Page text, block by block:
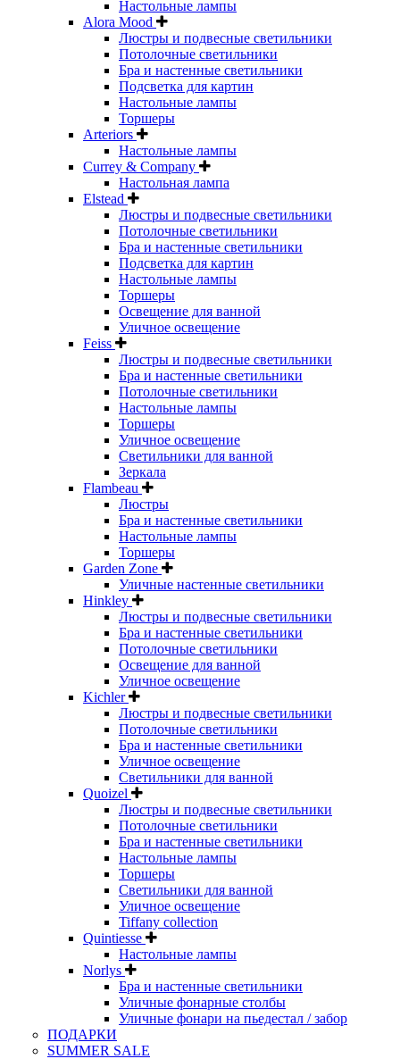
Настольные лампы
Alora Mood
Люстры и подвесные светильники
Потолочные светильники
Бра и настенные светильники
Подсветка для картин
Настольные лампы
Торшеры
Arteriors
Настольные лампы
Currey & Company
Настольная лампа
Elstead
Люстры и подвесные светильники
Потолочные светильники
Бра и настенные светильники
Подсветка для картин
Настольные лампы
Торшеры
Освещение для ванной
Уличное освещение
Feiss
Люстры и подвесные светильники
Бра и настенные светильники
Потолочные светильники
Настольные лампы
Торшеры
Уличное освещение
Светильники для ванной
Зеркала
Flambeau
Люстры
Бра и настенные светильники
Настольные лампы
Торшеры
Garden Zone
Уличные настенные светильники
Hinkley
Люстры и подвесные светильники
Бра и настенные светильники
Потолочные светильники
Освещение для ванной
Уличное освещение
Kichler
Люстры и подвесные светильники
Потолочные светильники
Бра и настенные светильники
Уличное освещение
Светильники для ванной
Quoizel
Люстры и подвесные светильники
Потолочные светильники
Бра и настенные светильники
Настольные лампы
Торшеры
Светильники для ванной
Уличное освещение
Tiffany collection
Quintiesse
Настольные лампы
Norlys
Бра и настенные светильники
Уличные фонарные столбы
Уличные фонари на пьедестал / забор
ПОДАРКИ
SUMMER SALE